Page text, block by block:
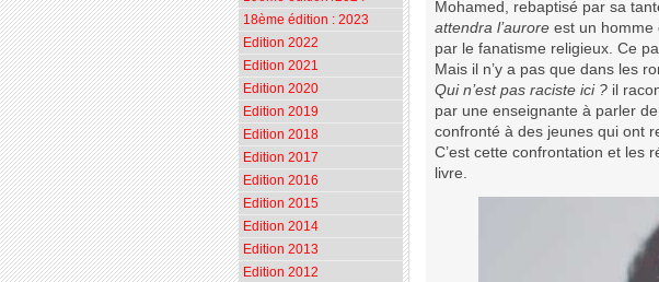
Mohamed, rebaptisé par sa
attendra l’auroreest un homme
par le fanatisme religieux. Ce
Mais il n’y a pas que dans les
Qui n’est pas raciste ici ?il
par une enseignante à parler
confronté à des jeunes qui ont
C’est cette confrontation et les
livre.
18ème édition : 2023
Edition 2022
Edition 2021
Edition 2020
Edition 2019
Edition 2018
Edition 2017
Edition 2016
Edition 2015
Edition 2014
Edition 2013
Edition 2012